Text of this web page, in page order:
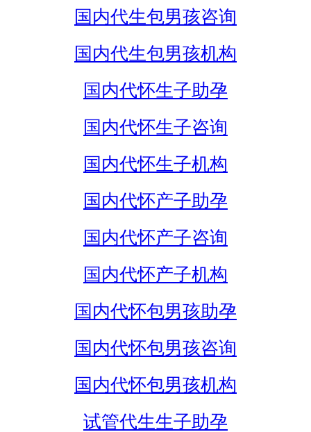
国内代生包男孩咨询
国内代生包男孩机构
国内代怀生子助孕
国内代怀生子咨询
国内代怀生子机构
国内代怀产子助孕
国内代怀产子咨询
国内代怀产子机构
国内代怀包男孩助孕
国内代怀包男孩咨询
国内代怀包男孩机构
试管代生生子助孕